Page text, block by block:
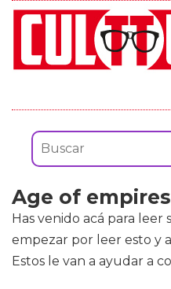
Age of
Has venido acá para leer
empezar por leer esto y
Estos le van a ayudar a